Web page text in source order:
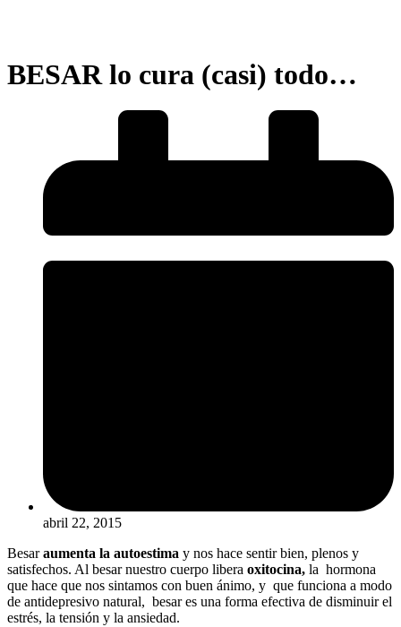
BESAR lo cura (casi) todo…
abril 22, 2015
Besaraumenta la autoestima y nos hace sentir bien, plenos y
satisfechos. Al besar nuestro cuerpo libera oxitocina, la hormona
que hace que nos sintamos con buen ánimo, y que funciona a modo
de antidepresivo natural, besar es una forma efectiva de disminuir el
estrés, la tensión y la ansiedad.